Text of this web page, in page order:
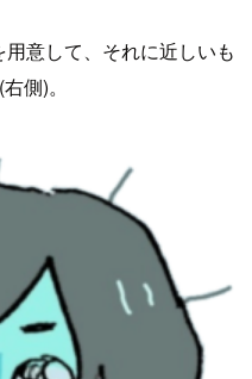
意して、それに近しいも
側)。